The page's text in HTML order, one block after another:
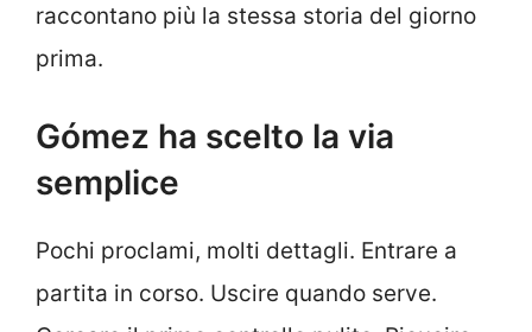
raccontano più la stessa storia del giorno
prima.
Gómez ha scelto la via
semplice
Pochi proclami, molti dettagli. Entrare a
partita in corso. Uscire quando serve.